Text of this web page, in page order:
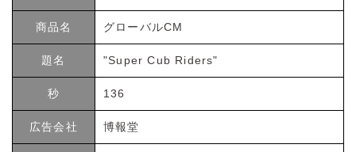
商品名 グローバルCM
題名 "Super Cub Riders"
秒 136
広告会社 博報堂